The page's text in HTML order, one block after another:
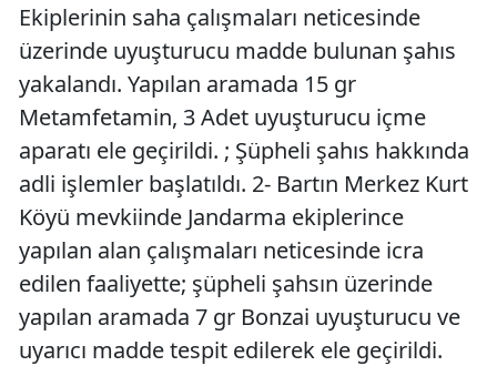
Ekiplerinin saha çalışmaları neticesinde
üzerinde uyuşturucu madde bulunan şahıs
yakalandı. Yapılan aramada 15 gr
Metamfetamin, 3 Adet uyuşturucu içme
aparatı ele geçirildi. ; Şüpheli şahıs hakkında
adli işlemler başlatıldı. 2- Bartın Merkez Kurt
Köyü mevkiinde Jandarma ekiplerince
yapılan alan çalışmaları neticesinde icra
edilen faaliyette; şüpheli şahsın üzerinde
yapılan aramada 7 gr Bonzai uyuşturucu ve
uyarıcı madde tespit edilerek ele geçirildi.